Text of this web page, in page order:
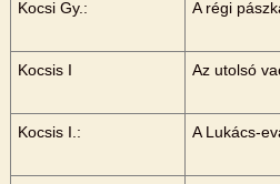
Kocsi Gy.: A régi
Kocsis I Az utolsó
Kocsis I.: A Lukács-